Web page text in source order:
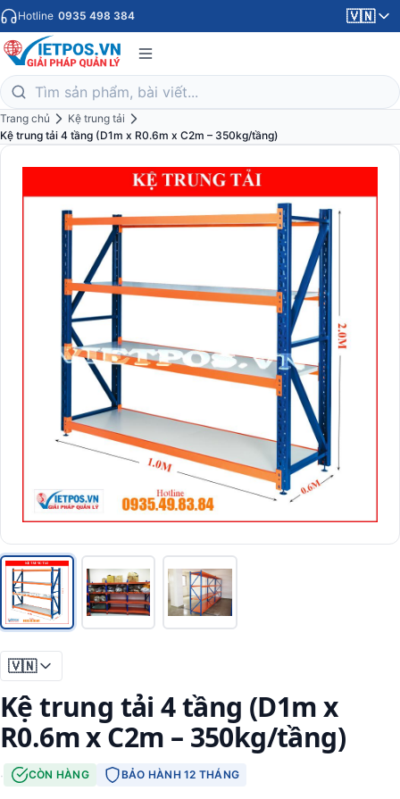
Hotline 0935 498 384 🇻🇳
Trang chủ
Kệ trung tải
Kệ trung tải 4 tầng (D1m x R0.6m x C2m – 350kg/tầng)
🇻🇳
Kệ trung tải 4 tầng (D1m x
R0.6m x C2m – 350kg/tầng)
· CÒN HÀNG BẢO HÀNH 12 THÁNG